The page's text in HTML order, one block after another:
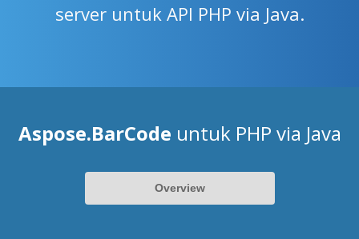
server untuk API PHP via Java.
Aspose.BarCode untuk PHP via Java
Overview